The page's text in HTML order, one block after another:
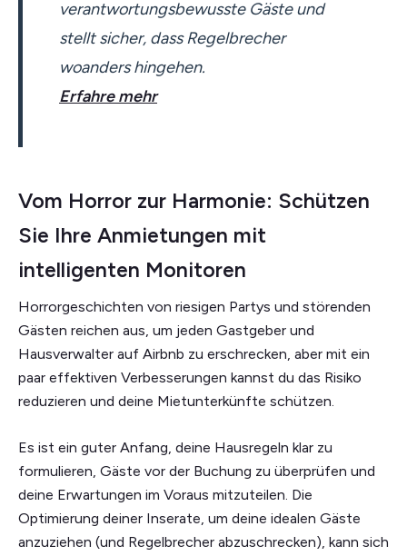
verantwortungsbewusste Gäste und
stellt sicher, dass Regelbrecher
woanders hingehen.
Erfahre mehr
Vom Horror zur Harmonie: Schützen
Sie Ihre Anmietungen mit
intelligenten Monitoren
Horrorgeschichten von riesigen Partys und störenden
Gästen reichen aus, um jeden Gastgeber und
Hausverwalter auf Airbnb zu erschrecken, aber mit ein
paar effektiven Verbesserungen kannst du das Risiko
reduzieren und deine Mietunterkünfte schützen.
Es ist ein guter Anfang, deine Hausregeln klar zu
formulieren, Gäste vor der Buchung zu überprüfen und
deine Erwartungen im Voraus mitzuteilen. Die
Optimierung deiner Inserate, um deine idealen Gäste
anzuziehen (und Regelbrecher abzuschrecken), kann sich